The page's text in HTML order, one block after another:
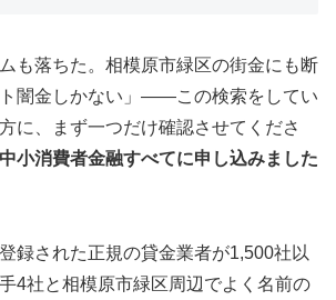
も落ちた。相模原市緑区の街金にも断
闇金しかない」——この検索をしてい
に、まず一つだけ確認させてくださ
小消費者金融すべてに申し込みました
録された正規の貸金業者が1,500社以
4社と相模原市緑区周辺でよく名前の